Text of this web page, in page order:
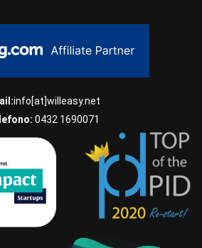
info[at]willeasy.net
0432 1690071